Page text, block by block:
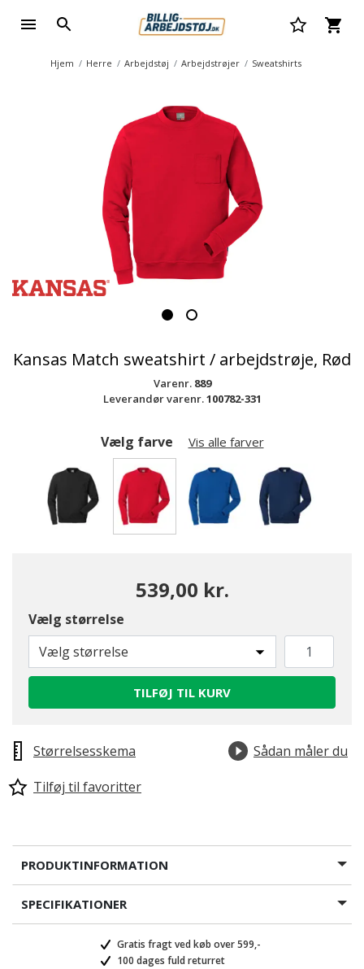
Hjem Herre Arbejdstøj Arbejdstrøjer Sweatshirts
Kansas Match sweatshirt / arbejdstrøje, Rød
Varenr. 889
Leverandør varenr.100782-331
Vælg farve Vis alle farver
539,00 kr.
Vælg størrelse
Vælg størrelse
TILFØJ TIL KURV
Størrelsesskema
Sådan måler du
Tilføj til favoritter
PRODUKTINFORMATION
SPECIFIKATIONER
Gratis fragt ved køb over 599,-
100 dages fuld returret